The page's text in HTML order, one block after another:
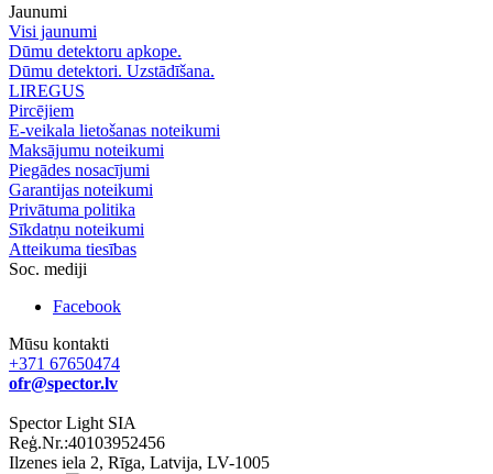
Jaunumi
Visi jaunumi
Dūmu detektoru apkope.
Dūmu detektori. Uzstādīšana.
LIREGUS
Pircējiem
E-veikala lietošanas noteikumi
Maksājumu noteikumi
Piegādes nosacījumi
Garantijas noteikumi
Privātuma politika
Sīkdatņu noteikumi
Atteikuma tiesības
Soc. mediji
Facebook
Mūsu kontakti
+371 67650474
ofr@spector.lv
Spector Light SIA
Reģ.Nr.:40103952456
Ilzenes iela 2, Rīga, Latvija, LV-1005